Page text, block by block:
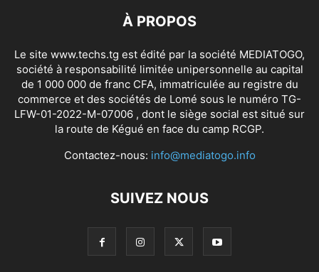
À PROPOS
Le site www.techs.tg est édité par la société MEDIATOGO,
société à responsabilité limitée unipersonnelle au capital
de 1 000 000 de franc CFA, immatriculée au registre du
commerce et des sociétés de Lomé sous le numéro TG-
LFW-01-2022-M-07006 , dont le siège social est situé sur
la route de Kégué en face du camp RCGP.
Contactez-nous: info@mediatogo.info
SUIVEZ NOUS